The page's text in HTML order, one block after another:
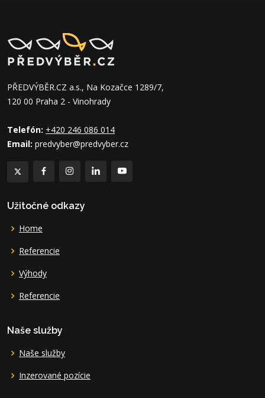
PŘEDVÝBĚR.CZ a.s., Na Kozačce 1289/7,
120 00 Praha 2 - Vinohrady
Telefón: +420 246 086 014
Email: predvyber@predvyber.cz
Užitočné odkazy
Home
Referencie
Výhody
Referencie
Naše služby
Naše služby
Inzerované pozície